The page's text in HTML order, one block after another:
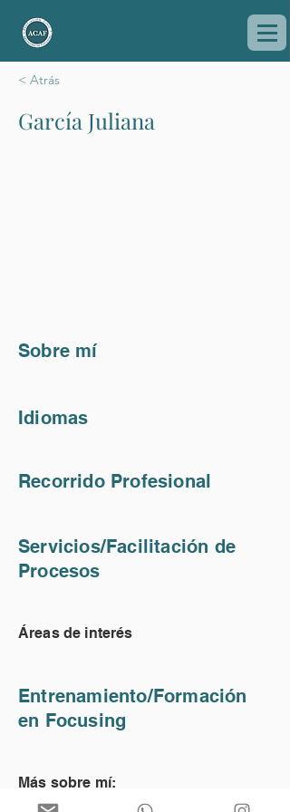
< Atrás
García Juliana
Sobre mí
Idiomas
Recorrido Profesional
Servicios/Facilitación de
Procesos
Áreas de interés
Entrenamiento/Formación
en Focusing
Más sobre mí: